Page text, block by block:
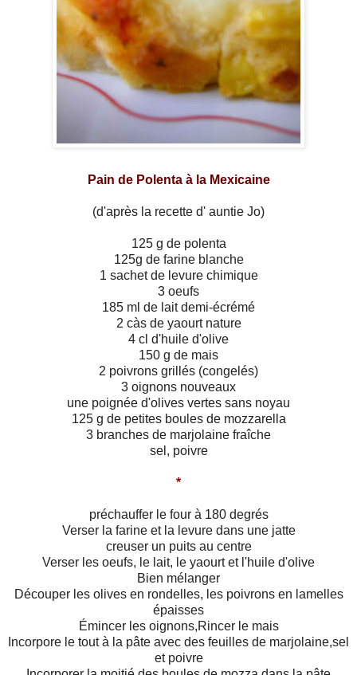
Pain de Polenta à la Mexicaine
(d'après la recette d' auntie Jo)
125 g de polenta
125g de farine blanche
1 sachet de levure chimique
3 oeufs
185 ml de lait demi-écrémé
2 càs de yaourt nature
4 cl d'huile d'olive
150 g de mais
2 poivrons grillés (congelés)
3 oignons nouveaux
une poignée d'olives vertes sans noyau
125 g de petites boules de mozzarella
3 branches de marjolaine fraîche
sel, poivre
*
préchauffer le four à 180 degrés
Verser la farine et la levure dans une jatte
creuser un puits au centre
Verser les oeufs, le lait, le yaourt et l'huile d'olive
Bien mélanger
Découper les olives en rondelles, les poivrons en lamelles
épaisses
Émincer les oignons,Rincer le mais
Incorpore le tout à la pâte avec des feuilles de marjolaine,sel
et poivre